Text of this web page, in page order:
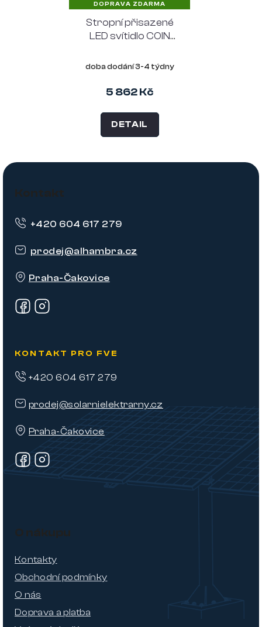
DOPRAVA ZDARMA
Stropní přisazené
LED svítidlo COIN
černé
doba dodání 3-4 týdny
5 862 Kč
DETAIL
Z
Kontakt
prodej@alhambra.cz
Praha-Čakovice
+420 604 617 279
KONTAKT PRO FVE
prodej@solarnielektrarny.cz
Praha-Čakovice
+420 604 617 279
O nákupu
Kontakty
Obchodní podmínky
O nás
Doprava a platba